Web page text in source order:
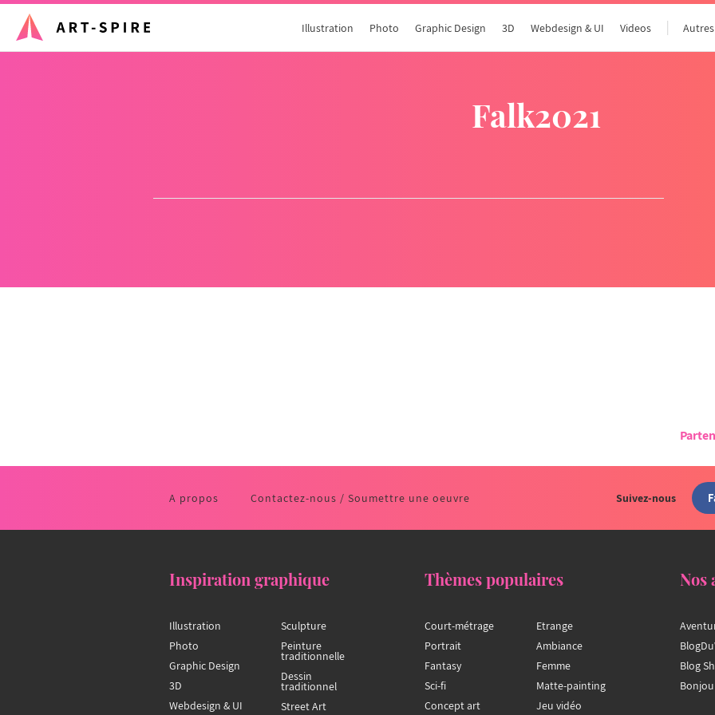
Illustration Photo Graphic Design 3D Webdesign & UI Videos Autres
falk2021
A propos Contactez-nous / Soumettre une oeuvre Suivez-nous
Inspiration graphique
Illustration
Photo
Graphic Design
3D
Webdesign & UI
Sculpture
Peinture
traditionnelle
Dessin
traditionnel
Street Art
Thèmes populaires
Court-métrage
Portrait
Fantasy
Sci-fi
Concept art
Etrange
Ambiance
Femme
Matte-painting
Jeu vidéo
Nos
Blog